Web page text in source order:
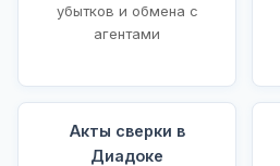
убытков и обмена с
агентами
Акты сверки в
Диадоке